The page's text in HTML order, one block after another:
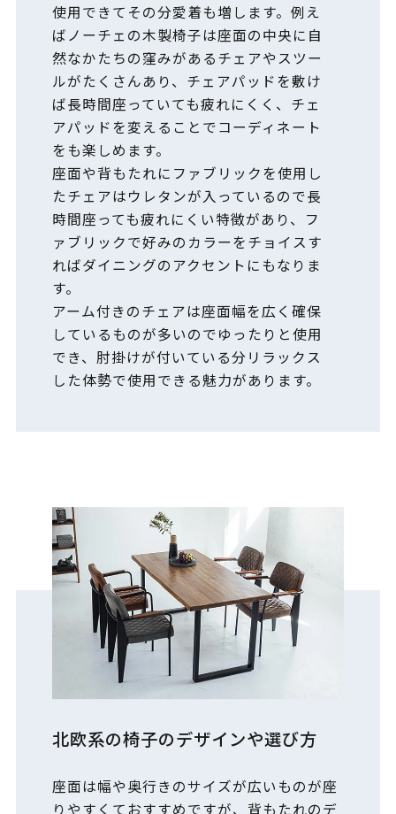
使用できてその分愛着も増します。例え
ばノーチェの木製椅子は座面の中央に自
然なかたちの窪みがあるチェアやスツー
ルがたくさんあり、チェアパッドを敷け
ば長時間座っていても疲れにくく、チェ
アパッドを変えることでコーディネート
をも楽しめます。
座面や背もたれにファブリックを使用し
たチェアはウレタンが入っているので長
時間座っても疲れにくい特徴があり、フ
ァブリックで好みのカラーをチョイスす
ればダイニングのアクセントにもなりま
す。
アーム付きのチェアは座面幅を広く確保
しているものが多いのでゆったりと使用
でき、肘掛けが付いている分リラックス
した体勢で使用できる魅力があります。
北欧系の椅子のデザインや選び方
座面は幅や奥行きのサイズが広いものが座
りやすくておすすめですが、背もたれのデ